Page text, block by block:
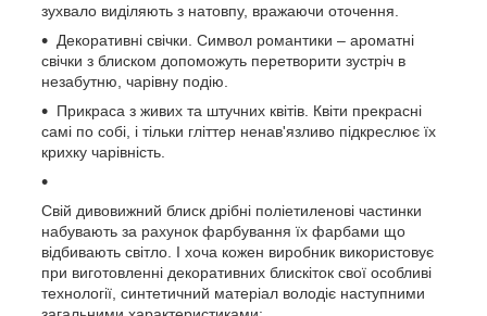
зухвало виділяють з натовпу, вражаючи оточення.
Декоративні свічки. Символ романтики – ароматні
свічки з блиском допоможуть перетворити зустріч в
незабутню, чарівну подію.
Прикраса з живих та штучних квітів. Квіти прекрасні
самі по собі, і тільки гліттер ненав'язливо підкреслює їх
крихку чарівність.
Свій дивовижний блиск дрібні поліетиленові частинки
набувають за рахунок фарбування їх фарбами що
відбивають світло. І хоча кожен виробник використовує
при виготовленні декоративних блискіток свої особливі
технології, синтетичний матеріал володіє наступними